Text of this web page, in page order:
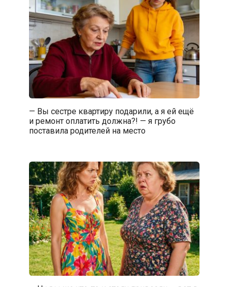
— Вы сестре квартиру подарили, а я ей ещё
и ремонт оплатить должна?! — я грубо
поставила родителей на место